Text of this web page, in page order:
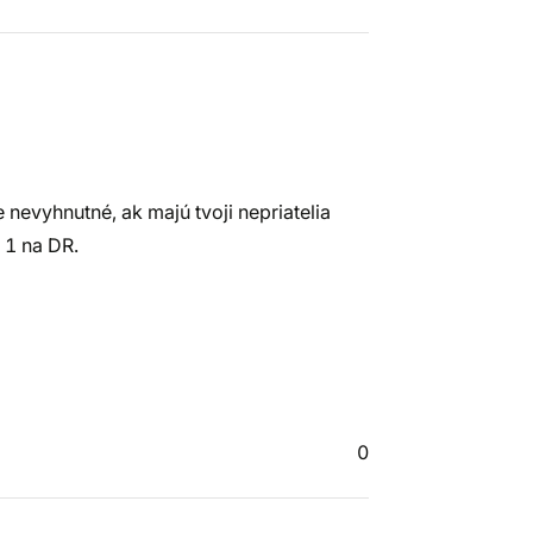
ak majú tvoji nepriatelia
na DR.
0